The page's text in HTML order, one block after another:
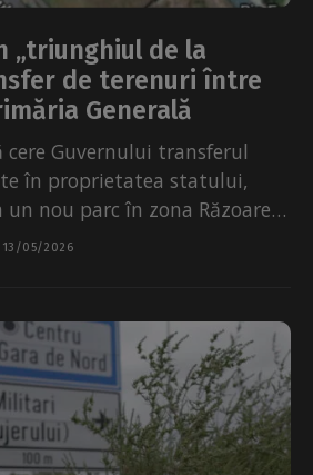
„triunghiul de la
de terenuri între
Generală
cere Guvernului transferul
în proprietatea statului,
nou parc în zona Răzoare –
13/05/2026